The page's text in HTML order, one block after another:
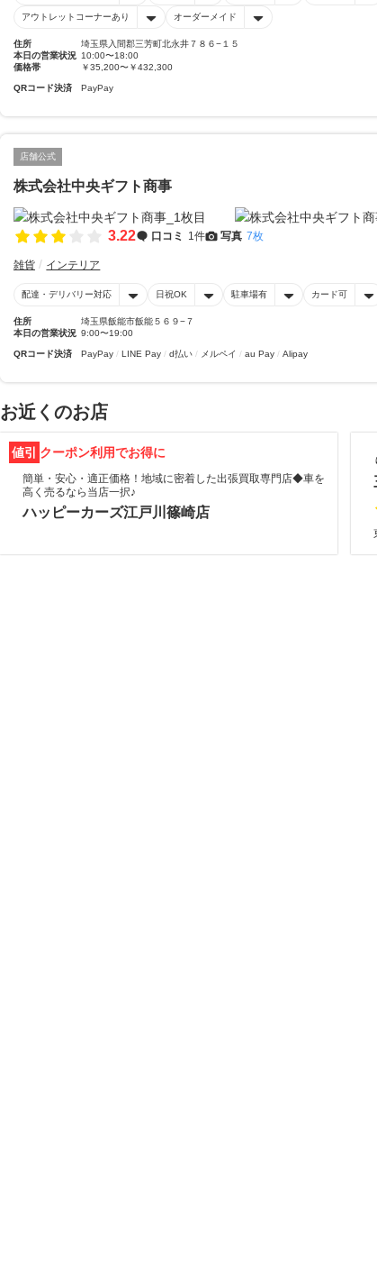
アウトレットコーナーあり オーダーメイド
住所
埼玉県入間郡三芳町北永井７８６−１５
本日の営業状況 10:00〜18:00
価格帯
￥35,200〜￥432,300
QRコード決済 PayPay
店舗公式
株式会社中央ギフト商事
3.22 口コミ 1件 写真 7枚
雑貨 インテリア
配達・デリバリー対応 日祝OK 駐車場有 カード可
住所
埼玉県飯能市飯能５６９−７
本日の営業状況 9:00〜19:00
QRコード決済 PayPay LINE Pay d払い メルペイ au Pay Alipay
お近くのお店
値引 クーポン利用でお得に
簡単・安心・適正価格！地域に密着した出張買取専門店◆車を
高く売るなら当店一択♪
ハッピーカーズ江戸川篠崎店